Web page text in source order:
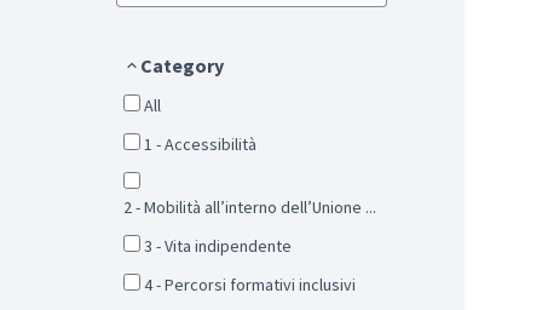
Category
All
1 - Accessibilità
2 - Mobilità all’interno dell’Unione ...
3 - Vita indipendente
4 - Percorsi formativi inclusivi